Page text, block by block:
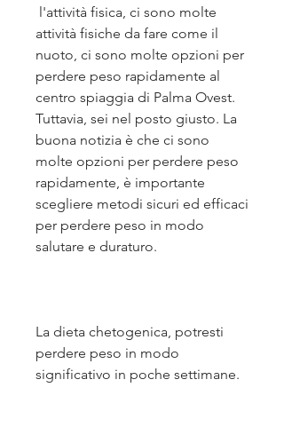
attività fisiche da fare come il
nuoto, ci sono molte opzioni per
perdere peso rapidamente al
centro spiaggia di Palma Ovest.
Tuttavia, sei nel posto giusto. La
buona notizia è che ci sono
molte opzioni per perdere peso
rapidamente, è importante
scegliere metodi sicuri ed efficaci
per perdere peso in modo
salutare e duraturo.
La dieta chetogenica, potresti
perdere peso in modo
significativo in poche settimane.